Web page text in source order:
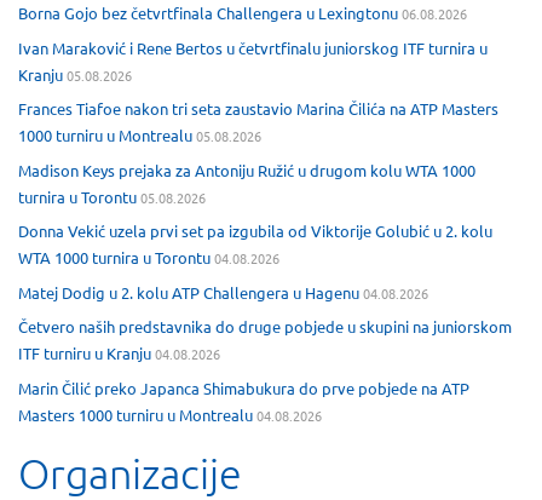
Borna Gojo bez četvrtfinala Challengera u Lexingtonu06.08.2026
Ivan Maraković i Rene Bertos u četvrtfinalu juniorskog ITF turnira u
Kranju05.08.2026
Frances Tiafoe nakon tri seta zaustavio Marina Čilića na ATP Masters
1000 turniru u Montrealu05.08.2026
Madison Keys prejaka za Antoniju Ružić u drugom kolu WTA 1000
turnira u Torontu05.08.2026
Donna Vekić uzela prvi set pa izgubila od Viktorije Golubić u 2. kolu
WTA 1000 turnira u Torontu04.08.2026
Matej Dodig u 2. kolu ATP Challengera u Hagenu04.08.2026
Četvero naših predstavnika do druge pobjede u skupini na juniorskom
ITF turniru u Kranju04.08.2026
Marin Čilić preko Japanca Shimabukura do prve pobjede na ATP
Masters 1000 turniru u Montrealu04.08.2026
Organizacije